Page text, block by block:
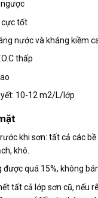
cực tốt
nước và kháng kiềm
thấp
10-12 m2/L/lớp
khi sơn: tất cả các
khô.
quá 15%, không
tất cả lớp sơn cũ, nếu